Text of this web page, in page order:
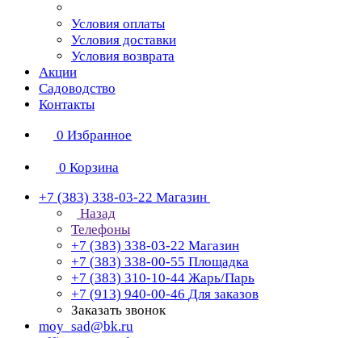
Условия оплаты
Условия доставки
Условия возврата
Акции
Садоводство
Контакты
0 Избранное
0 Корзина
+7 (383) 338-03-22 Магазин
Назад
Телефоны
+7 (383) 338-03-22 Магазин
+7 (383) 338-00-55 Площадка
+7 (383) 310-10-44 Жарь/Парь
+7 (913) 940-00-46 Для заказов
Заказать звонок
moy_sad@bk.ru